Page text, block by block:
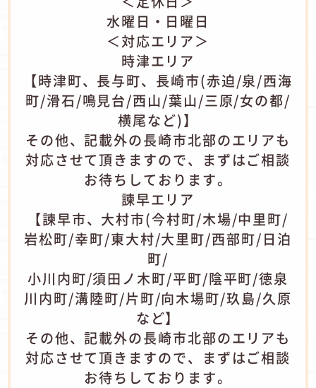
水曜日・日曜日
＜対応エリア＞
時津エリア
【時津町、長与町、長崎市(赤迫/泉/西海
町/滑石/鳴見台/西山/葉山/三原/女の都/
横尾など)】
その他、記載外の長崎市北部のエリアも
対応させて頂きますので、まずはご相談
お待ちしております。
諫早エリア
【諫早市、大村市(今村町/木場/中里町/
岩松町/幸町/東大村/大里町/西部町/日泊
町/
小川内町/須田ノ木町/平町/陰平町/徳泉
川内町/溝陸町/片町/向木場町/玖島/久原
など】
その他、記載外の長崎市北部のエリアも
対応させて頂きますので、まずはご相談
お待ちしております。